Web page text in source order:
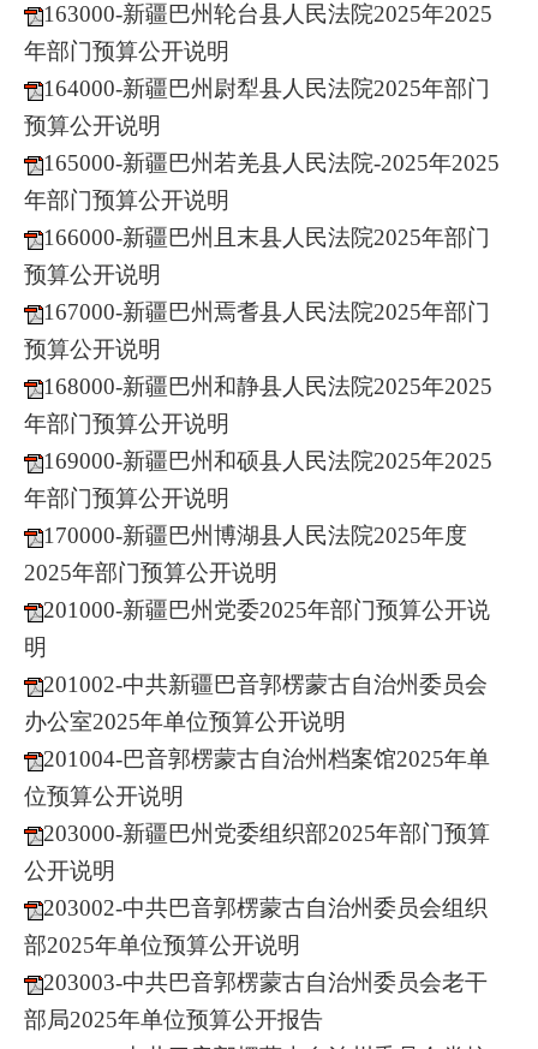
163000-新疆巴州轮台县人民法院2025年2025
年部门预算公开说明
164000-新疆巴州尉犁县人民法院2025年部门
预算公开说明
165000-新疆巴州若羌县人民法院-2025年2025
年部门预算公开说明
166000-新疆巴州且末县人民法院2025年部门
预算公开说明
167000-新疆巴州焉耆县人民法院2025年部门
预算公开说明
168000-新疆巴州和静县人民法院2025年2025
年部门预算公开说明
169000-新疆巴州和硕县人民法院2025年2025
年部门预算公开说明
170000-新疆巴州博湖县人民法院2025年度
2025年部门预算公开说明
201000-新疆巴州党委2025年部门预算公开说
明
201002-中共新疆巴音郭楞蒙古自治州委员会
办公室2025年单位预算公开说明
201004-巴音郭楞蒙古自治州档案馆2025年单
位预算公开说明
203000-新疆巴州党委组织部2025年部门预算
公开说明
203002-中共巴音郭楞蒙古自治州委员会组织
部2025年单位预算公开说明
203003-中共巴音郭楞蒙古自治州委员会老干
部局2025年单位预算公开报告